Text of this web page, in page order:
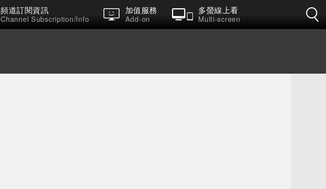
頻道訂閱資訊
Channel Subscription/Info
加值服務
Add-on
多螢線上看
Multi-screen